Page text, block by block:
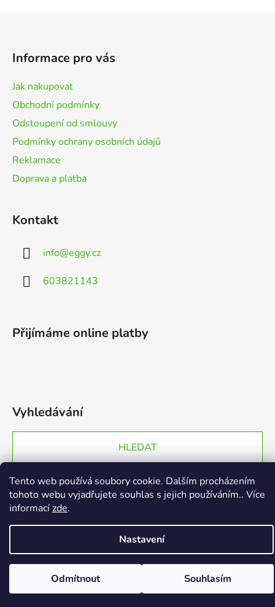
Tento web používá soubory cookie. Dalším procházením
tohoto webu vyjadřujete souhlas s jejich používáním.. Více
informacízde.
Nastavení
Odmítnout Souhlasím
Informace pro vás
Jak nakupovat
Obchodní podmínky
Odstoupení od smlouvy
Podmínky ochrany osobních údajů
Reklamace
Doprava a platba
Kontakt
info@eggy.cz
603821143
Přijímáme online platby
Vyhledávání
HLEDAT
Vytvořil Shoptet